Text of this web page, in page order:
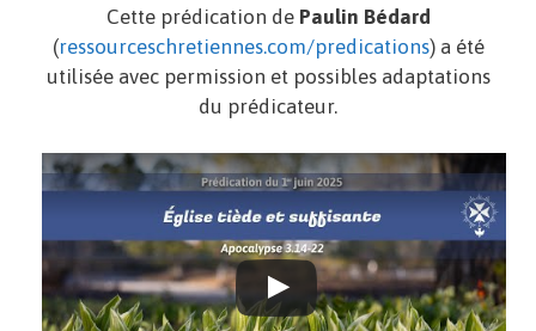
Cette prédication de Paulin Bédard
(ressourceschretiennes.com/predications) a été
utilisée avec permission et possibles adaptations
du prédicateur.